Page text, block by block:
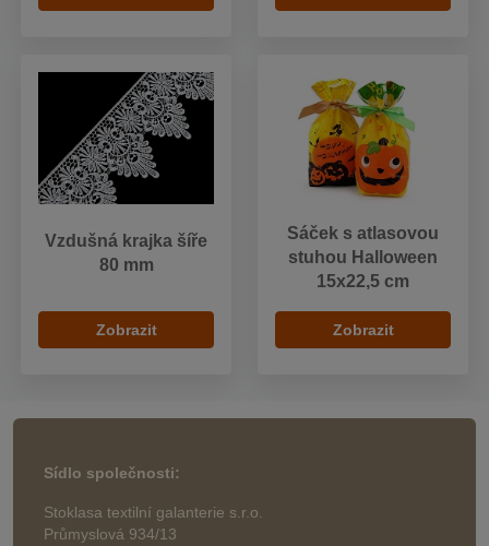
Vzdušná krajka šíře
80 mm
Zobrazit
Sáček s atlasovou
stuhou Halloween
15x22,5 cm
Zobrazit
Sídlo společnosti:
Stoklasa textilní galanterie s.r.o.
Průmyslová 934/13